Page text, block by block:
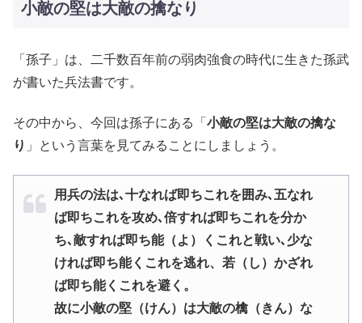
小敵の堅は大敵の擒なり
「孫子」は、二千数百年前の弱肉強食の時代に生きた孫武
が書いた兵法書です。
その中から、今回は孫子にある「 小敵の堅は大敵の擒な
り 」という言葉を見てみることにしましょう。
用兵の法は､十なれば即ちこれを囲み､五なれ
ば即ちこれを攻め､倍すれば即ちこれを分か
ち､敵すれば即ち能（よ）くこれと戦い､少な
ければ即ち能くこれを逃れ、若（し）かざれ
ば即ち能くこれを避く。
故に小敵の堅（けん）は大敵の檎（きん）な